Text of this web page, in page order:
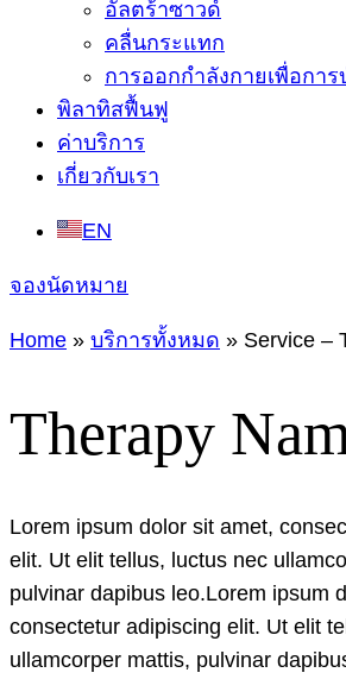
อัลตร้าซาวด์
คลื่นกระแทก
การออกกำลังกายเพื่อกา
พิลาทิสฟื้นฟู
ค่าบริการ
เกี่ยวกับเรา
EN
จองนัดหมาย
Home » บริการทั้งหมด » Service –
Therapy
Lorem ipsum dolor sit amet,
elit. Ut elit tellus, luctus nec
pulvinar dapibus leo.Lorem ipsum
consectetur adipiscing elit. Ut elit
ullamcorper mattis, pulvinar